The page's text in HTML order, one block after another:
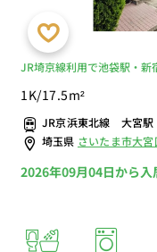
JR埼京線利用で池袋駅・新
テレワークにおすすめデス
レンタル中！
1K/17.5m²
JR京浜東北線 大宮
埼玉県 さいたま市大宮
2026年09月04日から入